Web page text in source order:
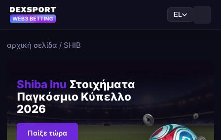
EL
αρχική σελίδα / SHIB
Shiba Inu Στοιχήματα
Παγκόσμιο Κύπελλο
2026
Παίξε τώρα